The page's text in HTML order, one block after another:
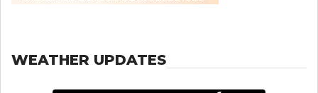
WEATHER UPDATES